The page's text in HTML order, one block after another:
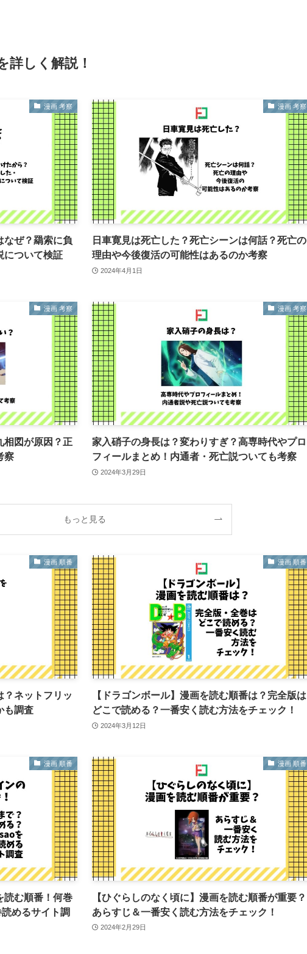
詳しく解説！
漫画 考察
なぜ？羂索に負
について検証
漫画 考察
日車寛見は死亡した？死亡シーンは何話？死亡の
理由や今後復活の可能性はあるのか考察
2024年4月1日
漫画 考察
相図が原因？正
察
漫画 考察
家入硝子の身長は？変わりすぎ？高専時代やプロ
フィールまとめ！内通者・死亡説ついても考察
2024年3月29日
もっと見る
漫画 順番
？ネットフリッ
も調査
漫画 順番
【ドラゴンボール】漫画を読む順番は？完全版は
どこで読める？一番安く読む方法をチェック！
2024年3月12日
漫画 順番
読む順番！何巻
めるサイト調
漫画 順番
【ひぐらしのなく頃に】漫画を読む順番が重要？
あらすじ＆一番安く読む方法をチェック！
2024年2月29日